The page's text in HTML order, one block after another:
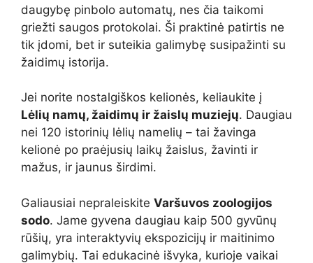
daugybę pinbolo automatų, nes čia taikomi
griežti saugos protokolai. Ši praktinė patirtis ne
tik įdomi, bet ir suteikia galimybę susipažinti su
žaidimų istorija.
Jei norite nostalgiškos kelionės, keliaukite į
Lėlių namų, žaidimų ir žaislų muziejų. Daugiau
nei 120 istorinių lėlių namelių – tai žavinga
kelionė po praėjusių laikų žaislus, žavinti ir
mažus, ir jaunus širdimi.
Galiausiai nepraleiskite Varšuvos zoologijos
sodo. Jame gyvena daugiau kaip 500 gyvūnų
rūšių, yra interaktyvių ekspozicijų ir maitinimo
galimybių. Tai edukacinė išvyka, kurioje vaikai